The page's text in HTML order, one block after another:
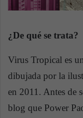
¿De qué se trata?
Virus Tropical es
dibujada por la
en 2011. Antes de
blog que Power